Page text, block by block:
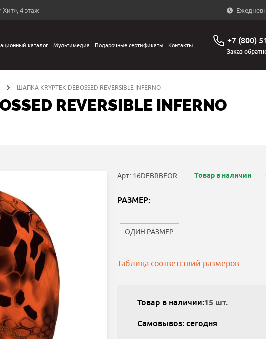
4 этаж
каталог Мультимедиа Подарочные сертификаты Контакты +7 (800)
Заказ
ШАПКА KRYPTEK DEBOSSED REVERSIBLE INFERNO
REVERSIBLE INFERNO
Арт.: 16DEBRBFOR Товар в наличии
РАЗМЕР:
ОДИН РАЗМЕР
Таблица соответствий размеров
Товар в наличии:15 шт.
Самовывоз: сегодня